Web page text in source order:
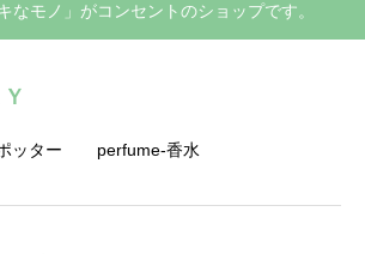
なモノ」がコンセントのショップです。
ッター perfume-香水